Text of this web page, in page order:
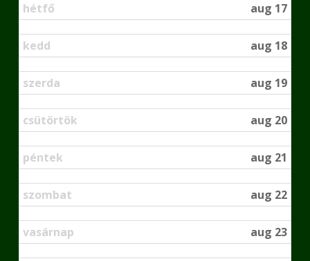
hétfő aug 17
kedd aug 18
szerda aug 19
csütörtök aug 20
péntek aug 21
szombat aug 22
vasárnap aug 23